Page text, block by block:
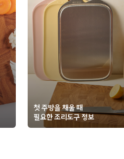
첫 주방을 채울 때
필요한 조리도구 정보